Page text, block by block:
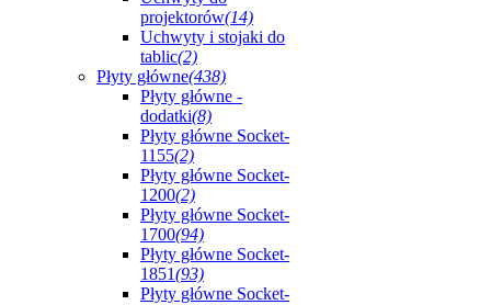
projektorów(14)
Uchwyty i stojaki do
tablic(2)
Płyty główne(438)
Płyty główne -
dodatki(8)
Płyty główne Socket-
1155(2)
Płyty główne Socket-
1200(2)
Płyty główne Socket-
1700(94)
Płyty główne Socket-
1851(93)
Płyty główne Socket-